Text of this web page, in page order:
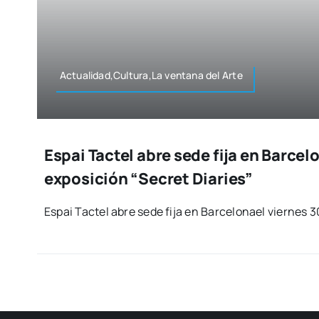
Actualidad,Cultura,La ven­ta­na del Arte
Espai Tactel abre sede fija en
exposición “Secret Diaries”
Espai Tac­tel abre sede fija en Bar­ce­lo­nael vier­nes